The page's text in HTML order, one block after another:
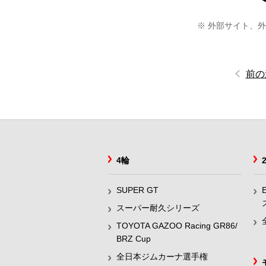
※ 外部サイト、
前
4輪
SUPER GT
スーパー耐久シリーズ
TOYOTA GAZOO Racing GR86/
BRZ Cup
全日本ジムカーナ選手権